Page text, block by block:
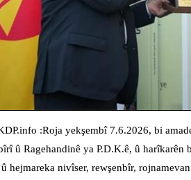
:Roja yekşembî 7.6.2026, bi
û Ragehandinê ya P.D.K.ê, û harîkarên
hejmareka nivîser, rewşenbîr,